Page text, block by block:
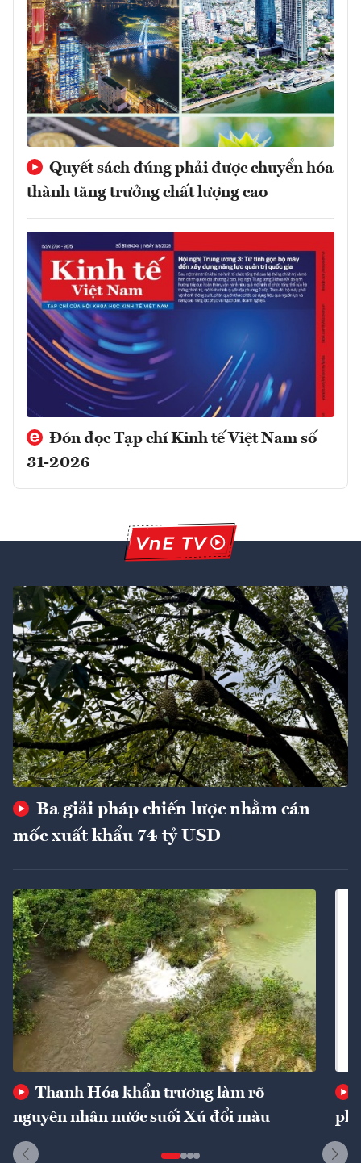
Quyết sách đúng phải được chuyển hóa
thành tăng trưởng chất lượng cao
Đón đọc Tạp chí Kinh tế Việt Nam số
31-2026
Ba giải pháp chiến lược nhằm cán
mốc xuất khẩu 74 tỷ USD
Thanh Hóa khẩn trương làm rõ
nguyên nhân nước suối Xú đổi màu
phí